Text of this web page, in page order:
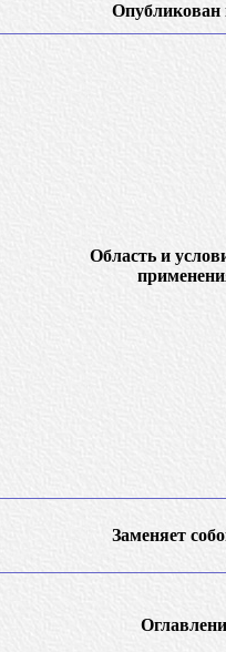
Опубликован
Область и
Заменяет